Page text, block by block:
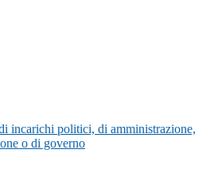
incarichi politici, di amministrazione,
o di governo